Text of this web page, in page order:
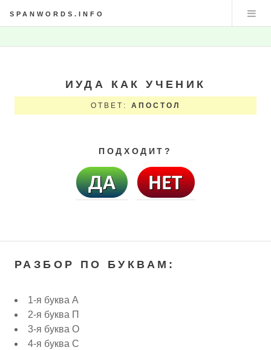
SPANWORDS.INFO
ИУДА КАК УЧЕНИК
ОТВЕТ: АПОСТОЛ
ПОДХОДИТ?
РАЗБОР ПО БУКВАМ:
1-я буква А
2-я буква П
3-я буква О
4-я буква С